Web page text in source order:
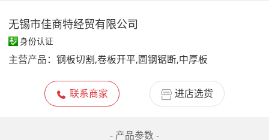
无锡市佳商特经贸有限公司
身份认证
主营产品： 钢板切割,卷板开平,圆钢锯断,中厚板
联系商家 进店选货
- 产品参数 -